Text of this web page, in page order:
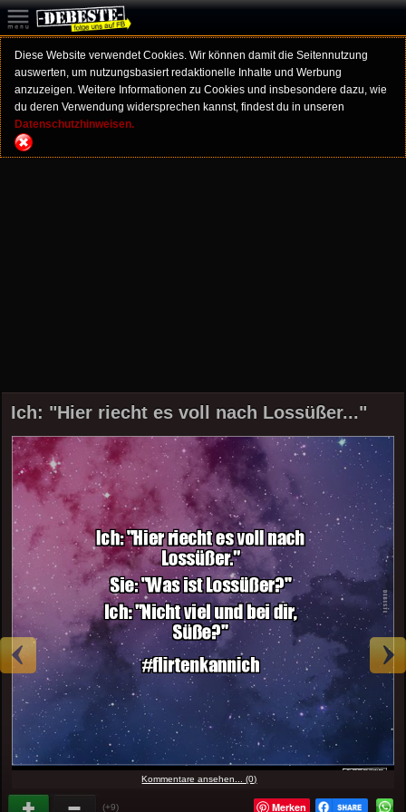
Diese Website verwendet Cookies. Wir können damit die Seitennutzung
auswerten, um nutzungsbasiert redaktionelle Inhalte und Werbung
anzuzeigen. Weitere Informationen zu Cookies und insbesondere dazu, wie
du deren Verwendung widersprechen kannst, findest du in unseren
Datenschutzhinweisen.
Ich: "Hier riecht es voll nach Lossüßer..."
Kommentare ansehen... (0)
(+9) Merken